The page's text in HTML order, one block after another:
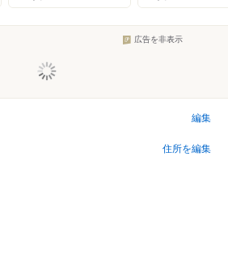
広告を非表示
編集
住所を編集